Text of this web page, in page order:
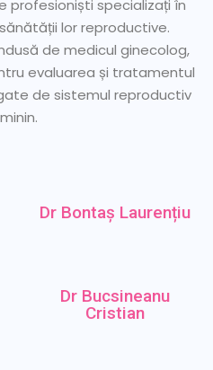
profesioniști specializați în
lor reproductive.
de medicul ginecolog,
evaluarea și tratamentul
de sistemul reproductiv
Dr Bontaș Laurențiu
Dr Bucsineanu
Cristian